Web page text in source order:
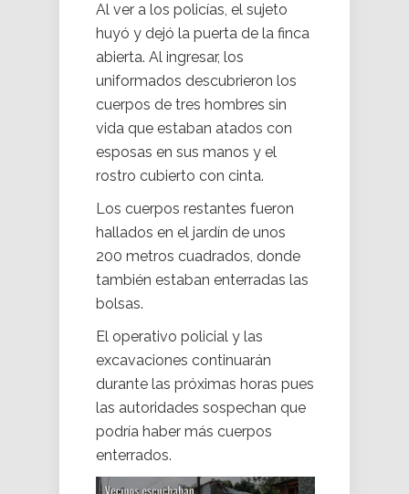
Al ver a los policías, el sujeto
huyó y dejó la puerta de la finca
abierta. Al ingresar, los
uniformados descubrieron los
cuerpos de tres hombres sin
vida que estaban atados con
esposas en sus manos y el
rostro cubierto con cinta.
Los cuerpos restantes fueron
hallados en el jardín de unos
200 metros cuadrados, donde
también estaban enterradas las
bolsas.
El operativo policial y las
excavaciones continuarán
durante las próximas horas pues
las autoridades sospechan que
podría haber más cuerpos
enterrados.